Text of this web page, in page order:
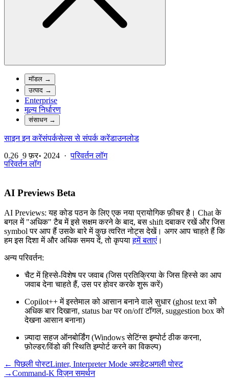
मॉडल →
उत्पाद →
Enterprise
मूल्य निर्धारण
संसाधन→
साइन इन करेंसंपर्कसेल्स से संपर्क करेंडाउनलोड
0.26 9 फ़र॰ 2024 ·परिवर्तन लॉग
परिवर्तन लॉग
AI Previews Beta
AI Previews: यह कोड पठन के लिए एक नया प्रायोगिक फ़ीचर है। Chat के
बगल में "अधिक" टैब में इसे सक्षम करने के बाद, बस shift दबाकर रखें और जिस
symbol पर आप हैं उसके बारे में कुछ त्वरित नोट्स देखें। अगर आप चाहते हैं कि
हम इस दिशा में और अधिक समय दें, तो कृपयाहमें बताएं ।
अन्य परिवर्तन:
चैट में हिस्से-विशेष पर जवाब (जिस प्रतिक्रिया के जिस हिस्से का आप
जवाब देना चाहते हैं, उस पर होवर करके शुरू करें)
Copilot++ में इस्तेमाल को आसान बनाने वाले सुधार (ghost text को
अधिक बार दिखाना, status bar पर on/off टॉगल, suggestion box को
देखना आसान बनाना)
ज़्यादा सहज ऑनबोर्डिंग (Windows सेटिंग्स इम्पोर्ट ठीक करना,
फ़ोल्डर/विंडो की स्थिति इम्पोर्ट करने का विकल्प)
← पिछली पोस्टLinter, Interpreter Mode अपडेटअगली पोस्ट
→Command-K विज़न समर्थन